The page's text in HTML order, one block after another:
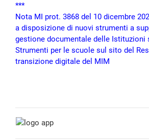
***
Nota MI prot. 3868 del 10 dicembre
a disposizione di nuovi strumenti a
gestione documentale delle Istituzioni
Strumenti per le scuole sul sito del
transizione digitale del MIM